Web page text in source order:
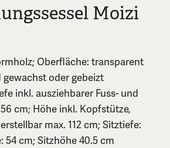
Moizi
Oberfläche: transparent
gewachst oder gebeizt
inkl. ausziehbarer Fuss- und
cm; Höhe inkl. Kopfstütze,
max. 112 cm; Sitztiefe:
54 cm; Sitzhöhe 40.5 cm